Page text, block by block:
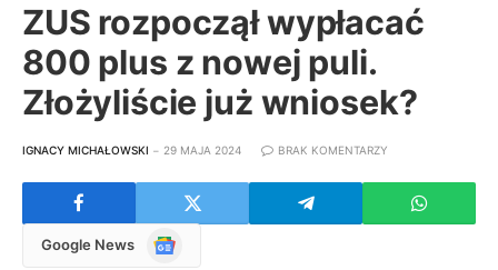
ZUS rozpoczął wypłacać
800 plus z nowej puli.
Złożyliście już wniosek?
IGNACY MICHAŁOWSKI 29 MAJA 2024 BRAK KOMENTARZY
Google News
Google